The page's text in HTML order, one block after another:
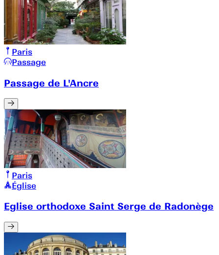
Paris
Passage
Passage de L'Ancre
Paris
Église
Eglise orthodoxe Saint Serge de Radonège